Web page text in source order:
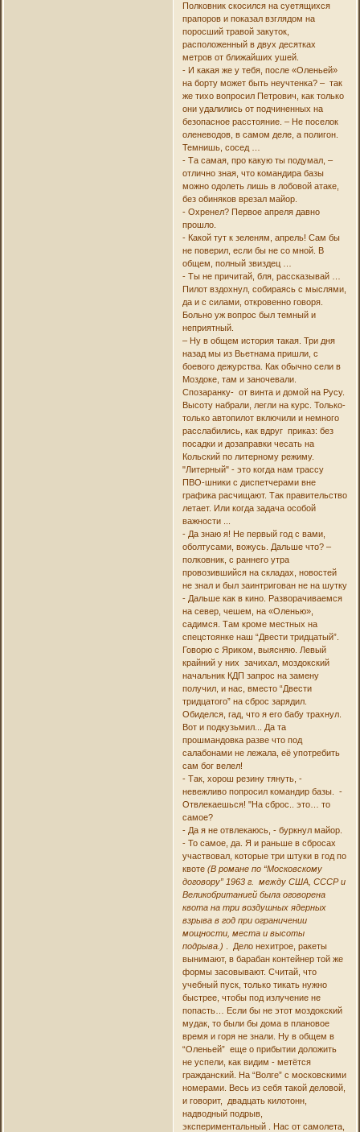
Полковник скосился на суетящихся
прапоров и показал взглядом на
поросший травой закуток,
расположенный в двух десятках
метров от ближайших ушей.
- И какая же у тебя, после «Оленьей»
на борту может быть неучтенка? – так
же тихо вопросил Петрович, как только
они удалились от подчиненных на
безопасное расстояние. – Не поселок
оленеводов, в самом деле, а полигон.
Темнишь, сосед …
- Та самая, про какую ты подумал, –
отлично зная, что командира базы
можно одолеть лишь в лобовой атаке,
без обиняков врезал майор.
- Охренел? Первое апреля давно
прошло.
- Какой тут к зеленям, апрель! Сам бы
не поверил, если бы не со мной. В
общем, полный звиздец …
- Ты не причитай, бля, рассказывай …
Пилот вздохнул, собираясь с мыслями,
да и с силами, откровенно говоря.
Больно уж вопрос был темный и
неприятный.
– Ну в общем история такая. Три дня
назад мы из Вьетнама пришли, с
боевого дежурства. Как обычно сели в
Моздоке, там и заночевали.
Спозаранку- от винта и домой на Русу.
Высоту набрали, легли на курс. Только-
только автопилот включили и немного
расслабились, как вдруг приказ: без
посадки и дозаправки чесать на
Кольский по литерному режиму.
"Литерный" - это когда нам трассу
ПВО-шники с диспетчерами вне
графика расчищают. Так правительство
летает. Или когда задача особой
важности ...
- Да знаю я! Не первый год с вами,
оболтусами, вожусь. Дальше что? –
полковник, с раннего утра
провозившийся на складах, новостей
не знал и был заинтригован не на шутку
- Дальше как в кино. Разворачиваемся
на север, чешем, на «Оленью»,
садимся. Там кроме местных на
спецстоянке наш “Двести тридцатый”.
Говорю с Яриком, выясняю. Левый
крайний у них зачихал, моздокский
начальник КДП запрос на замену
получил, и нас, вместо “Двести
тридцатого” на сброс зарядил.
Обиделся, гад, что я его бабу трахнул.
Вот и подкузьмил... Да та
прошмандовка разве что под
салабонами не лежала, её употребить
сам бог велел!
- Так, хорош резину тянуть, -
невежливо попросил командир базы. -
Отвлекаешься! "На сброс.. это… то
самое?
- Да я не отвлекаюсь, - буркнул майор.
- То самое, да. Я и раньше в сбросах
участвовал, которые три штуки в год по
квоте (В романе по “Московскому
договору” 1963 г. между США, СССР и
Великобританией была оговорена
квота на три воздушных ядерных
взрыва в год при ограничении
мощности, места и высоты
подрыва.)
. Дело нехитрое, ракеты
вынимают, в барабан контейнер той же
формы засовывают. Считай, что
учебный пуск, только тикать нужно
быстрее, чтобы под излучение не
попасть… Если бы не этот моздокский
мудак, то были бы дома в плановое
время и горя не знали. Ну в общем в
“Оленьей” еще о прибытии доложить
не успели, как видим - метётся
гражданский. На “Волге” с московскими
номерами. Весь из себя такой деловой,
и говорит, двадцать килотонн,
надводный подрыв,
экспериментальный . Нас от самолета,